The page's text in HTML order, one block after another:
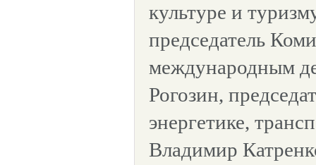
культуре и
председатель
международным
Рогозин,
энергетике,
Владимир